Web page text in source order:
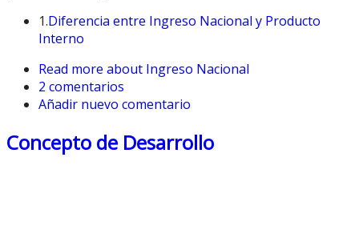
1.Diferencia entre Ingreso Nacional y Producto
Interno
Read more about Ingreso Nacional
2 comentarios
Añadir nuevo comentario
Concepto de Desarrollo